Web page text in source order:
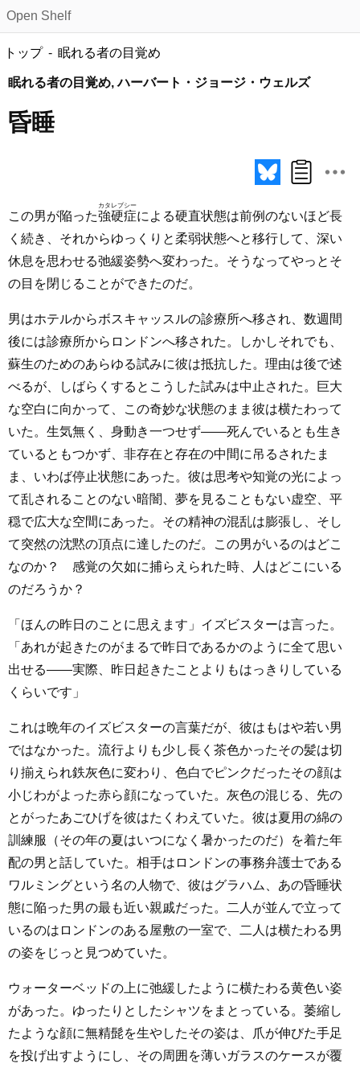
Open Shelf
トップ 眠れる者の目覚め
眠れる者の目覚め, ハーバート・ジョージ・ウェルズ
昏睡
この男が陥った強硬症
カタレプシー
による硬直状態は前例のないほど長
く続き、それからゆっくりと柔弱状態へと移行して、深い
休息を思わせる弛緩姿勢へ変わった。そうなってやっとそ
の目を閉じることができたのだ。
男はホテルからボスキャッスルの診療所へ移され、数週間
後には診療所からロンドンへ移された。しかしそれでも、
蘇生のためのあらゆる試みに彼は抵抗した。理由は後で述
べるが、しばらくするとこうした試みは中止された。巨大
な空白に向かって、この奇妙な状態のまま彼は横たわって
いた。生気無く、身動き一つせず――死んでいるとも生き
ているともつかず、非存在と存在の中間に吊るされたま
ま、いわば停止状態にあった。彼は思考や知覚の光によっ
て乱されることのない暗闇、夢を見ることもない虚空、平
穏で広大な空間にあった。その精神の混乱は膨張し、そし
て突然の沈黙の頂点に達したのだ。この男がいるのはどこ
なのか？ 感覚の欠如に捕らえられた時、人はどこにいる
のだろうか？
「ほんの昨日のことに思えます」イズビスターは言った。
「あれが起きたのがまるで昨日であるかのように全て思い
出せる――実際、昨日起きたことよりもはっきりしている
くらいです」
これは晩年のイズビスターの言葉だが、彼はもはや若い男
ではなかった。流行よりも少し長く茶色かったその髪は切
り揃えられ鉄灰色に変わり、色白でピンクだったその顔は
小じわがよった赤ら顔になっていた。灰色の混じる、先の
とがったあごひげを彼はたくわえていた。彼は夏用の綿の
訓練服（その年の夏はいつになく暑かったのだ）を着た年
配の男と話していた。相手はロンドンの事務弁護士である
ワルミングという名の人物で、彼はグラハム、あの昏睡状
態に陥った男の最も近い親戚だった。二人が並んで立って
いるのはロンドンのある屋敷の一室で、二人は横たわる男
の姿をじっと見つめていた。
ウォーターベッドの上に弛緩したように横たわる黄色い姿
があった。ゆったりとしたシャツをまとっている。萎縮し
たような顔に無精髭を生やしたその姿は、爪が伸びた手足
を投げ出すようにし、その周囲を薄いガラスのケースが覆